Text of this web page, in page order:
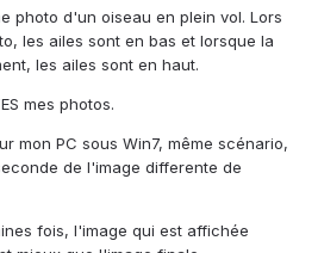
photo d'un oiseau en plein vol. Lors
les ailes sont en bas et lorsque la
les ailes sont en haut.
mes photos.
mon PC sous Win7, même scénario,
de l'image differente de
fois, l'image qui est affichée